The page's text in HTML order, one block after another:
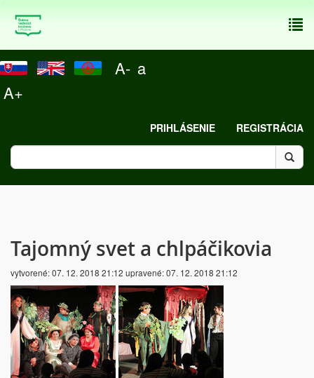
A- a
A+
PRIHLÁSENIE REGISTRÁCIA
Tajomný svet a chlpáčikovia
vytvorené:07. 12. 2018 21:12 upravené:07. 12. 2018 21:12